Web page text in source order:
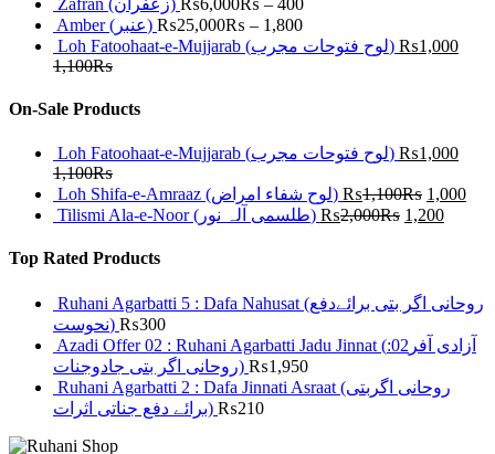
Amber (عنبر) ₨ 1,800
–
₨
25,000
Loh Fatoohaat-e-Mujjarab (لوح فتوحات مجرب) ₨1,000
₨
1,100
On-Sale Products
Loh Fatoohaat-e-Mujjarab (لوح فتوحات مجرب) ₨1,000
₨
1,100
Loh Shifa-e-Amraaz (لوح شفاء امراض) ₨ 1,000
₨
1,100
Tilismi Ala-e-Noor (طلسمی آلہ نور) ₨ 1,200
₨
2,000
Top Rated Products
Ruhani Agarbatti 5 : Dafa Nahusat (روحانی اگر بتی برائےدفع
نحوست) ₨300
Azadi Offer 02 : Ruhani Agarbatti Jadu Jinnat (آزادی آفر02:
روحانی اگر بتی جادوجنات) ₨1,950
Ruhani Agarbatti 2 : Dafa Jinnati Asraat (روحانی اگربتی
برائے دفع جناتی اثرات) ₨210